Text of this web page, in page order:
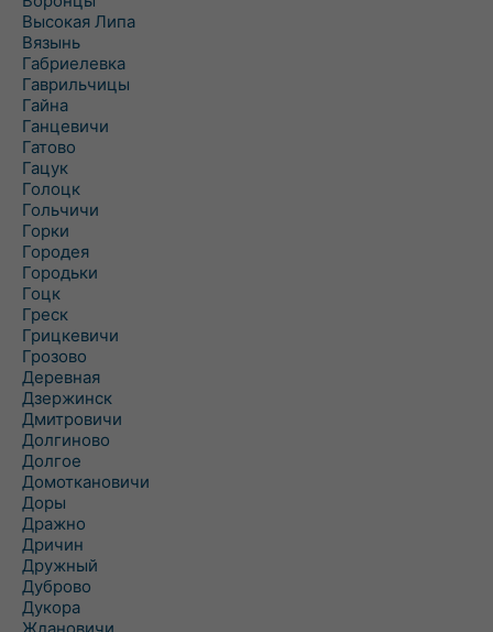
Высокая Липа
Вязынь
Габриелевка
Гаврильчицы
Гайна
Ганцевичи
Гатово
Гацук
Голоцк
Гольчичи
Горки
Городея
Городьки
Гоцк
Греск
Грицкевичи
Грозово
Деревная
Дзержинск
Дмитровичи
Долгиново
Долгое
Домоткановичи
Доры
Дражно
Дричин
Дружный
Дуброво
Дукора